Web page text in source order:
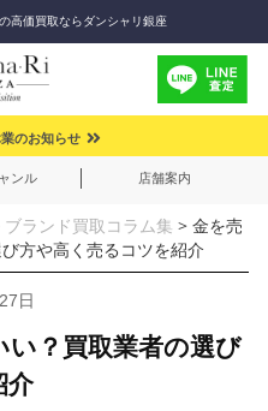
高価買取ならダンシャリ銀座
のお知らせ
ンル 店舗案内
ブランド買取コラム集 > 金を売
方や高く売るコツを紹介
日
？買取業者の選び
介